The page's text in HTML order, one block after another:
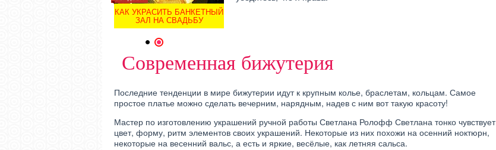
КАК УКРАСИТЬ БАНКЕТНЫЙ
ЗАЛ НА СВАДЬБУ
Современная бижутерия
Последние тенденции в мире бижутерии идут к крупным колье, браслетам, кольцам. Самое
простое платье можно сделать вечерним, нарядным, надев с ним вот такую красоту!
Мастер по изготовлению украшений ручной работы Светлана Ролофф Светлана тонко чувствует
цвет, форму, ритм элементов своих украшений. Некоторые из них похожи на осенний ноктюрн,
некоторые на весенний вальс, а есть и яркие, весёлые, как летняя сальса.